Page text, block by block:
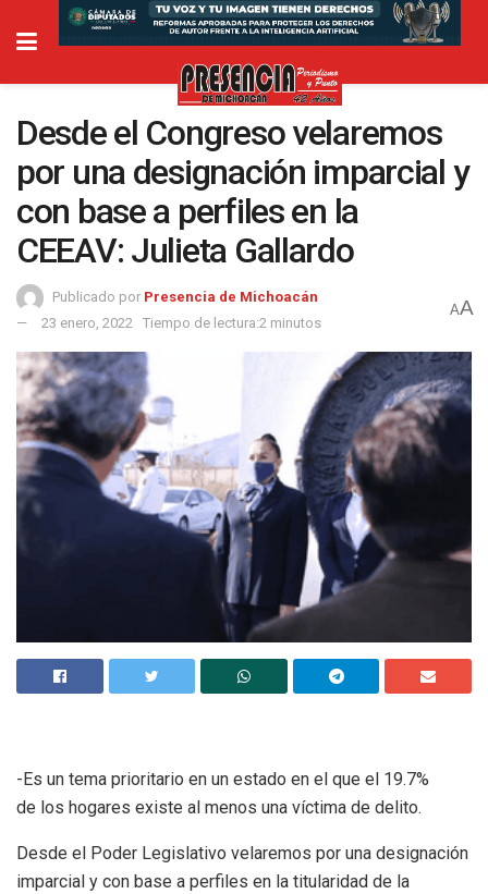
Desde el Congreso velaremos
por una designación imparcial y
con base a perfiles en la
CEEAV: Julieta Gallardo
Publicado por Presencia de Michoacán
23 enero, 2022
Tiempo de lectura:2 minutos
AA
-Es un tema prioritario en un estado en el que el 19.7%
de los hogares existe al menos una víctima de delito.
Desde el Poder Legislativo velaremos por una designación
imparcial y con base a perfiles en la titularidad de la